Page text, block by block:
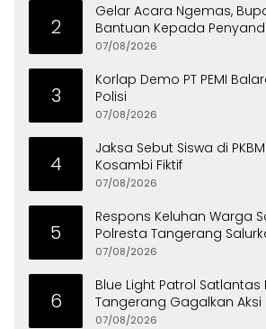
2
Gelar Acara Ngemas,
Bantuan Kepada
07/08/2026
3
Korlap Demo PT PEMI
Polisi
07/08/2026
4
Jaksa Sebut Siswa di
Kosambi Fiktif
07/08/2026
5
Respons Keluhan Warga
Polresta Tangerang
Bersih ke Panongan
07/08/2026
6
Blue Light Patrol Satlantas
Tangerang Gagalkan Aksi
Pria Diamankan
07/08/2026